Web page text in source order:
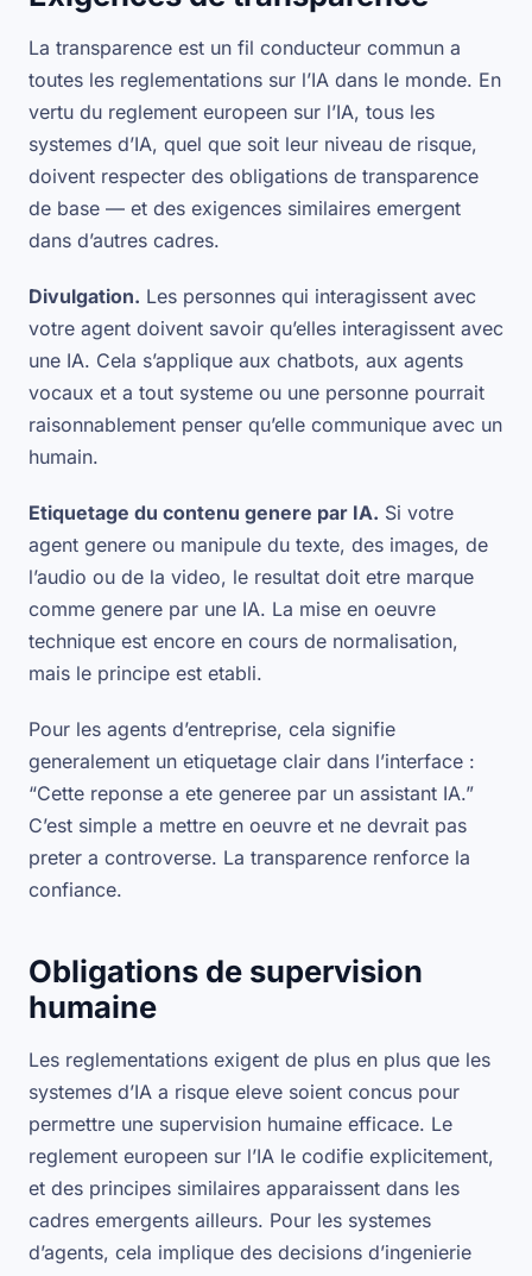
La transparence est un fil conducteur commun a
toutes les reglementations sur l’IA dans le monde. En
vertu du reglement europeen sur l’IA, tous les
systemes d’IA, quel que soit leur niveau de risque,
doivent respecter des obligations de transparence
de base — et des exigences similaires emergent
dans d’autres cadres.
Divulgation. Les personnes qui interagissent avec
votre agent doivent savoir qu’elles interagissent avec
une IA. Cela s’applique aux chatbots, aux agents
vocaux et a tout systeme ou une personne pourrait
raisonnablement penser qu’elle communique avec un
humain.
Etiquetage du contenu genere par IA. Si votre
agent genere ou manipule du texte, des images, de
l’audio ou de la video, le resultat doit etre marque
comme genere par une IA. La mise en oeuvre
technique est encore en cours de normalisation,
mais le principe est etabli.
Pour les agents d’entreprise, cela signifie
generalement un etiquetage clair dans l’interface :
“Cette reponse a ete generee par un assistant IA.”
C’est simple a mettre en oeuvre et ne devrait pas
preter a controverse. La transparence renforce la
confiance.
Obligations de supervision
humaine
Les reglementations exigent de plus en plus que les
systemes d’IA a risque eleve soient concus pour
permettre une supervision humaine efficace. Le
reglement europeen sur l’IA le codifie explicitement,
et des principes similaires apparaissent dans les
cadres emergents ailleurs. Pour les systemes
d’agents, cela implique des decisions d’ingenierie